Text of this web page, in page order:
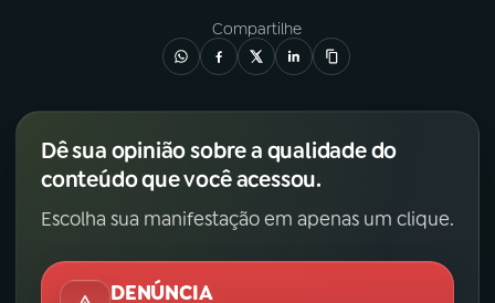
Compartilhe
Dê sua opinião sobre a qualidade do
conteúdo que você acessou.
Escolha sua manifestação em apenas um clique.
DENÚNCIA